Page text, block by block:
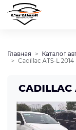
Главная Каталог
Cadillac ATS-L 2014
CADILLAC